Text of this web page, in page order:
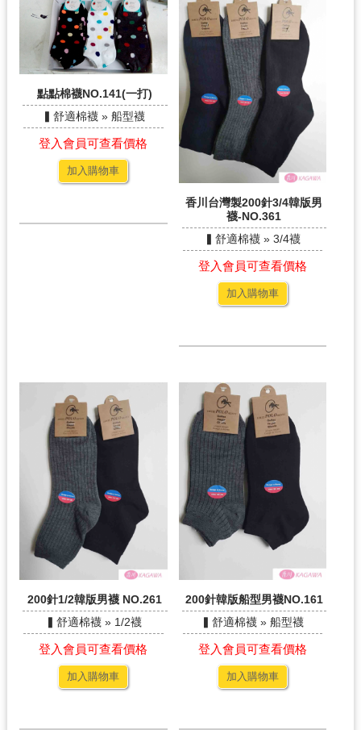
點點棉襪NO.141(一打)
▍舒適棉襪 » 船型襪
登入會員可查看價格
加入購物車
香川台灣製200針3/4韓版男
襪-NO.361
▍舒適棉襪 » 3/4襪
登入會員可查看價格
加入購物車
200針1/2韓版男襪 NO.261
▍舒適棉襪 » 1/2襪
登入會員可查看價格
加入購物車
200針韓版船型男襪NO.161
▍舒適棉襪 » 船型襪
登入會員可查看價格
加入購物車